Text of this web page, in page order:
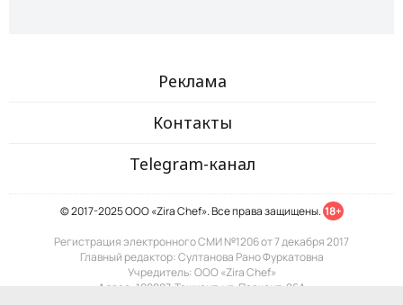
Реклама
Контакты
Telegram-канал
© 2017-2025 ООО «Zira Chef». Все права защищены. 18+
Регистрация электронного СМИ №1206 от 7 декабря 2017
Главный редактор: Султанова Рано Фуркатовна
Учредитель: ООО «Zira Chef»
Адрес: 100007, Ташкент, ул. Паркент, 26А